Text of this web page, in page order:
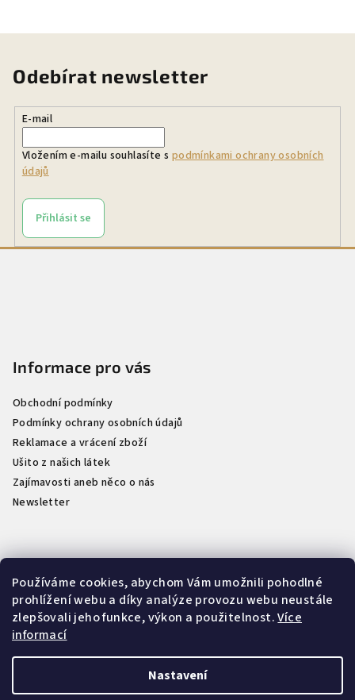
Používáme cookies, abychom Vám umožnili pohodlné
prohlížení webu a díky analýze provozu webu neustále
zlepšovali jeho funkce, výkon a použitelnost.Více
informací
Nastavení
Odebírat newsletter
E-mail
Vložením e-mailu souhlasíte s podmínkami ochrany osobních
údajů
Přihlásit se
Informace pro vás
Obchodní podmínky
Podmínky ochrany osobních údajů
Reklamace a vrácení zboží
Ušito z našich látek
Zajímavosti aneb něco o nás
Newsletter
Kontakt
info @naselatky.cz
733 712 333